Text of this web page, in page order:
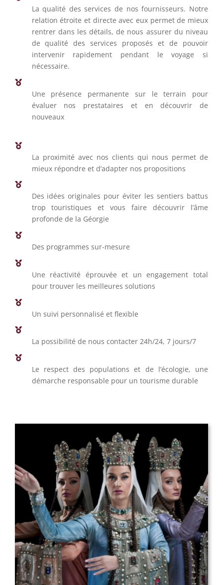
La qualité des services de nos fournisseurs. Notre
relation étroite et directe avec eux permet de mieux
rentrer dans les détails, de nous assurer du niveau
de qualité des services proposés et de pouvoir
intervenir rapidement pendant le voyage si
nécessaire.
Une présence permanente sur le terrain pour
évaluer nos prestataires et en découvrir de
nouveaux
La proximité avec nos clients qui nous permet de
mieux répondre et d’adapter nos propositions
Des idées originales pour éviter les sentiers battus
trop touristiques et vous faire découvrir l’âme
profonde de la Géorgie
Des programmes sur-mesure
Une réactivité éprouvée et un engagement total
pour trouver les meilleures solutions
Un suivi personnalisé et flexible
La possibilité de nous contacter 24h/24, 7 jours/7
Le respect des populations et de l’écologie, une
démarche responsable pour un tourisme durable